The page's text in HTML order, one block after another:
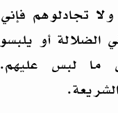
ولا تجادلوهم
أو
ما لبس